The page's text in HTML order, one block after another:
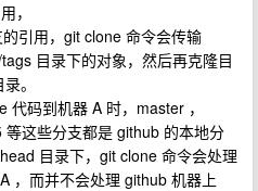
，
引用，git clone 命令会传输
目录下的对象，然后再克隆目
。
码到机器 A 时，master ，
这些分支都是 github 的本地分
目录下，git clone 命令会处理
，而并不会处理 github 机器上